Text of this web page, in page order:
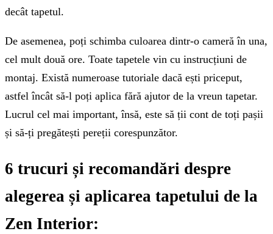
decât tapetul.
De asemenea, poți schimba culoarea dintr-o cameră în una,
cel mult două ore. Toate tapetele vin cu instrucțiuni de
montaj. Există numeroase tutoriale dacă ești priceput,
astfel încât să-l poți aplica fără ajutor de la vreun tapetar.
Lucrul cel mai important, însă, este să ții cont de toți pașii
și să-ți pregătești pereții corespunzător.
6 trucuri și recomandări despre
alegerea și aplicarea tapetului de la
Zen Interior: